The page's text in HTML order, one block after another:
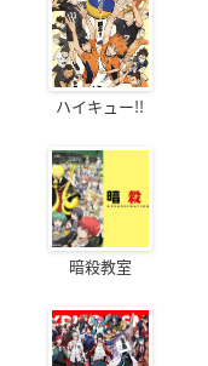
ハイキュー!!
暗殺教室